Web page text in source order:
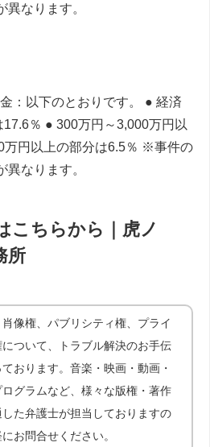
異なります。
：以下のとおりです。 ● 経済
％ ● 300万円～3,000万円以
万円以上の部分は6.5％ ※事件の
異なります。
こちらから｜虎ノ
所
像権、パブリシティ権、プライ
について、トラブル解決のお手伝
おります。音楽・映画・動画・
ログラムなど、様々な版権・著作
した弁護士が担当しておりますの
お問合せください。